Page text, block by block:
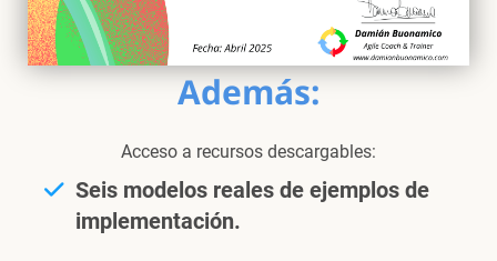
Además:
Acceso a recursos descargables:
Seis modelos reales de ejemplos de
implementación.